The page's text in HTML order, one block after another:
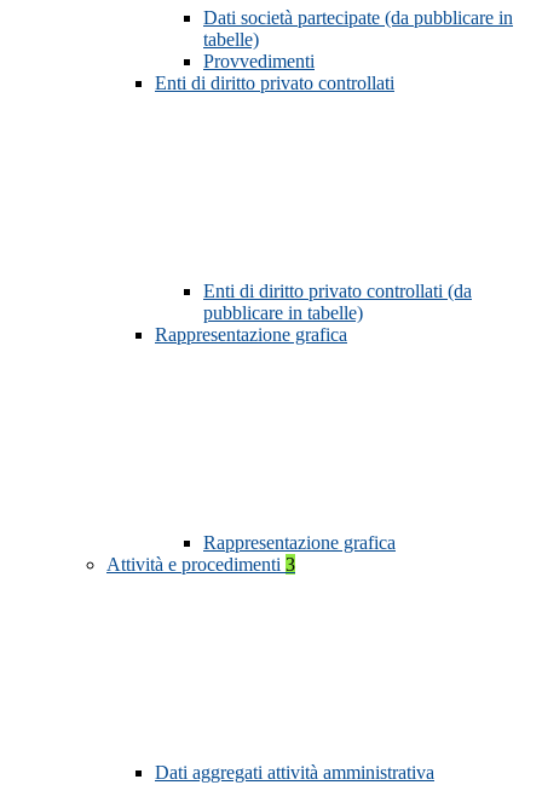
Dati società partecipate (da pubblicare in
tabelle)
Provvedimenti
Enti di diritto privato controllati
Enti di diritto privato controllati (da
pubblicare in tabelle)
Rappresentazione grafica
Rappresentazione grafica
Attività e procedimenti 3
Dati aggregati attività amministrativa